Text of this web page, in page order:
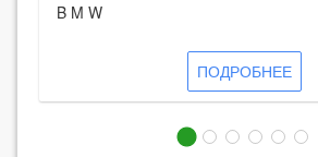
B M W
ПОДРОБНЕЕ